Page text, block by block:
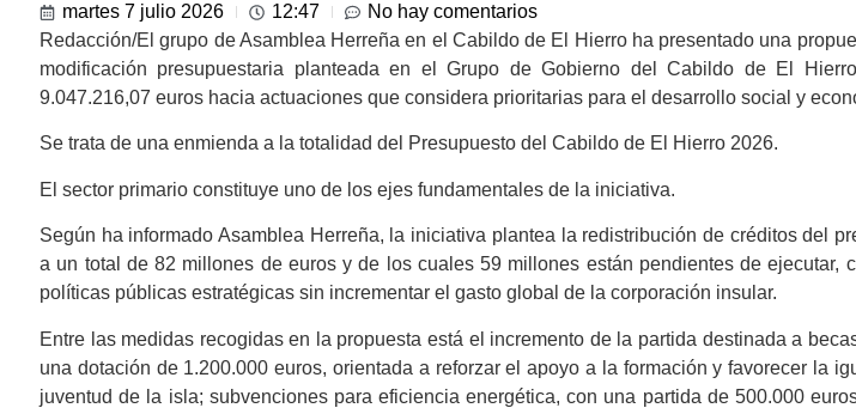
martes 7 julio 2026 12:47
No hay comentarios
Redacción/El grupo de Asamblea Herreña en el Cabildo de El Hierro ha presentado una
modificación presupuestaria planteada en el Grupo de Gobierno del Cabildo de El
9.047.216,07 euros hacia actuaciones que considera prioritarias para el desarrollo social y
Se trata de una enmienda a la totalidad del Presupuesto del Cabildo de El Hierro 2026.
El sector primario constituye uno de los ejes fundamentales de la iniciativa.
Según ha informado Asamblea Herreña, la iniciativa plantea la redistribución de créditos del
a un total de 82 millones de euros y de los cuales 59 millones están pendientes de ejecutar,
políticas públicas estratégicas sin incrementar el gasto global de la corporación insular.
Entre las medidas recogidas en la propuesta está el incremento de la partida destinada a
una dotación de 1.200.000 euros, orientada a reforzar el apoyo a la formación y favorecer la
juventud de la isla; subvenciones para eficiencia energética, con una partida de 500.000